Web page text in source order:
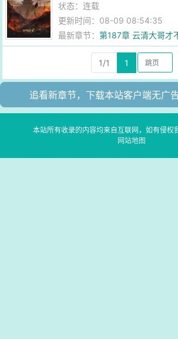
状态：连载
更新时间：08-09 08:54:35
最新章节：第187章 云清大哥才
1/1 1
追看新章节，下载本站客户端无广
本站所有收录的内容均来自互联网，如有侵权
网站地图